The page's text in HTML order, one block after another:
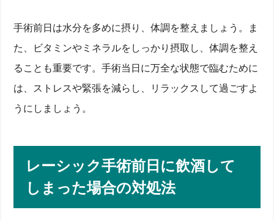
手術前日は水分を多めに摂り、体調を整えましょう。ま
た、ビタミンやミネラルをしっかり摂取し、体調を整え
ることも重要です。手術当日に万全な状態で臨むために
は、ストレスや緊張を減らし、リラックスして過ごすよ
うにしましょう。
レーシック手術前日に飲酒して
しまった場合の対処法